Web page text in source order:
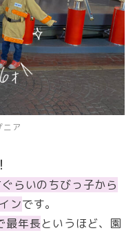
ニア
らいのちびっ子から
ンです。
最年長というほど、園